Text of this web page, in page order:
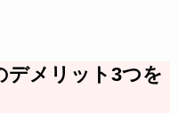
デメリット3つを